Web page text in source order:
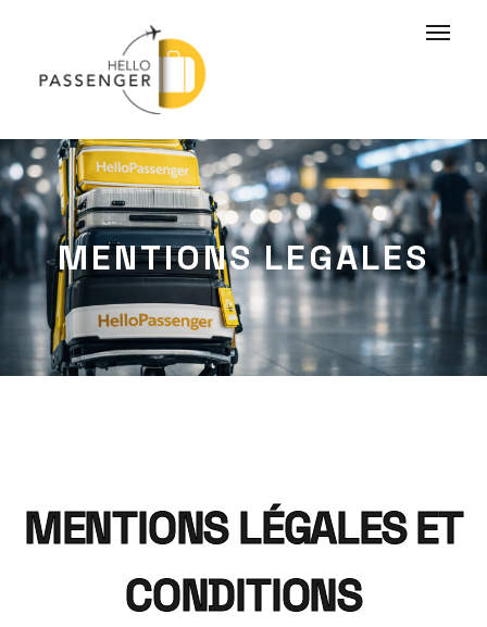
MENTIONS LEGALES
MENTIONS LÉGALES ET
CONDITIONS